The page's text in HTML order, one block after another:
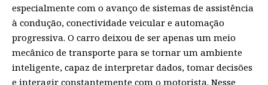
especialmente com o avanço de sistemas de assistência
à condução, conectividade veicular e automação
progressiva. O carro deixou de ser apenas um meio
mecânico de transporte para se tornar um ambiente
inteligente, capaz de interpretar dados, tomar decisões
e interagir constantemente com o motorista. Nesse